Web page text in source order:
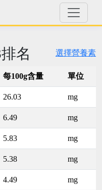
選擇營養素
名
每100g含量 單位
26.03 mg
6.49 mg
5.83 mg
5.38 mg
4.49 mg